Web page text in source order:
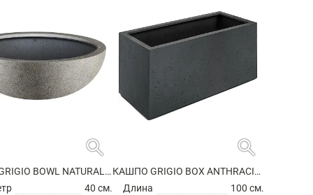
search
КАШПО GRIGIO BOWL NATURAL CONCRETE
40 см.
search
КАШПО GRIGIO BOX ANTHRACITE НА КОЛЕСИКАХ
Длина
100 см.